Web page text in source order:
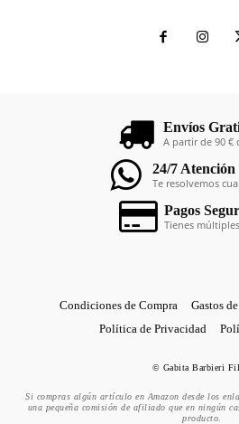
Envíos
A partir de 90 €
24/7
Te resolvemos
Pagos
Tienes
Condiciones de Compra Gastos
Política de Privacidad
© Gabita Barbieri
Si compras algún artículo en Amazon desde los
una pequeña comisión de afiliado que en ningún
producto.